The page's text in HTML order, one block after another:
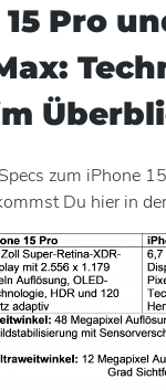
Pro
zum iPhone
Du hier in